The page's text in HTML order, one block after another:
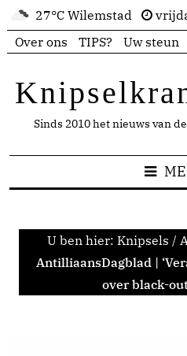
27°C Wilemstad
Over ons
TIPS? Uw steun
Sinds 2010 het nieuws van
U ben hier: Knipsels /
AntilliaansDagblad |
over black-